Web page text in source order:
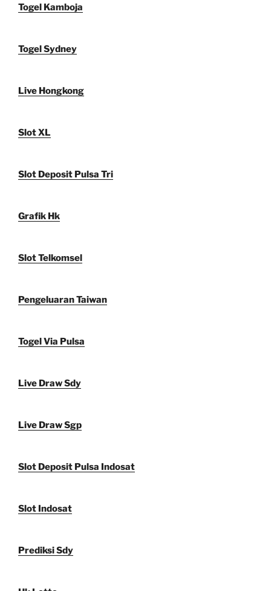
Togel Kamboja
Togel Sydney
Live Hongkong
Slot XL
Slot Deposit Pulsa Tri
Grafik Hk
Slot Telkomsel
Pengeluaran Taiwan
Togel Via Pulsa
Live Draw Sdy
Live Draw Sgp
Slot Deposit Pulsa Indosat
Slot Indosat
Prediksi Sdy